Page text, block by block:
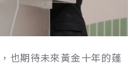
也期待未來黃金十年的蓬